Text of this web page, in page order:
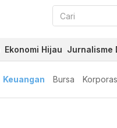
Ekonomi Hijau Jurnalisme
Keuangan Bursa